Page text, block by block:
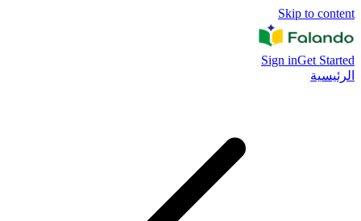
Skip to content
Sign inGet Started
الرئيسية